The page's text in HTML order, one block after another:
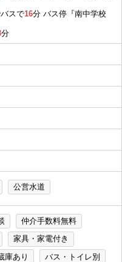
スで16分 バス停『南中学校
分
公営水道
仲介手数料無料
家具・家電付き
庫あり
バス・トイレ別